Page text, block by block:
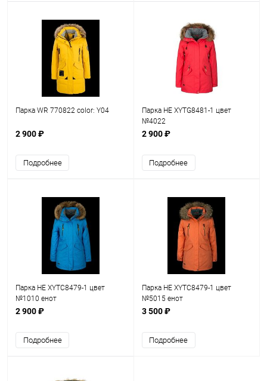
Парка WR 770822 color: Y04
2 900 ₽
Подробнее
Парка HE XYTG8481-1 цвет
№4022
2 900 ₽
Подробнее
Парка HE XYTC8479-1 цвет
№1010 енот
2 900 ₽
Подробнее
Парка HE XYTC8479-1 цвет
№5015 енот
3 500 ₽
Подробнее